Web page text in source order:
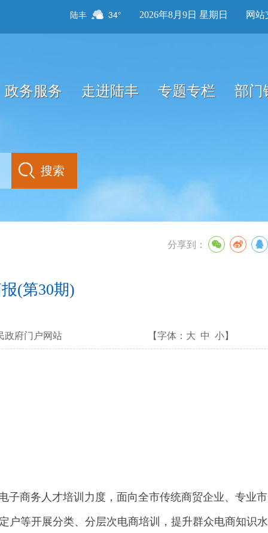
陆丰 34° 2026年8月9日 星期日 网站
政务服务 走进陆丰 专题专栏 部门
分享到：
(第30期)
政府门户网站 【字体： 大 中 小】
商务人才培训力度，面向全市传统商贸企业、专业市
户等开展分类、分层次电商培训，提升群众电商知识水